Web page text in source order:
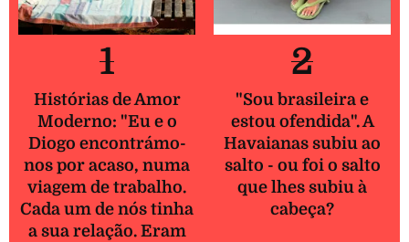
1
Histórias de Amor
Moderno: "Eu e o
Diogo encontrámo-
nos por acaso, numa
viagem de trabalho.
Cada um de nós tinha
a sua relação. Eram
2
"Sou brasileira e
estou ofendida". A
Havaianas subiu ao
salto - ou foi o salto
que lhes subiu à
cabeça?